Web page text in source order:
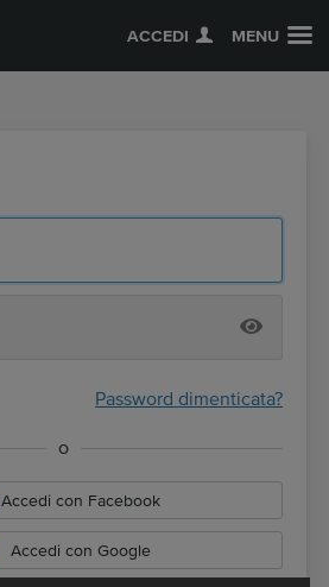
ACCEDI MENU
Password dimenticata?
o
Accedi con Facebook
Accedi con Google